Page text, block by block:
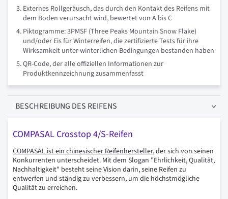
Externes Rollgeräusch, das durch den Kontakt des Reifens mit
dem Boden verursacht wird, bewertet von A bis C
Piktogramme: 3PMSF (Three Peaks Mountain Snow Flake)
und/oder Eis für Winterreifen, die zertifizierte Tests für ihre
Wirksamkeit unter winterlichen Bedingungen bestanden haben
QR-Code, der alle offiziellen Informationen zur
Produktkennzeichnung zusammenfasst
BESCHREIBUNG DES REIFENS
COMPASAL Crosstop 4/S-Reifen
COMPASAList ein chinesischer Reifenhersteller, der sich von seinen
Konkurrenten unterscheidet. Mit dem Slogan "Ehrlichkeit, Qualität,
Nachhaltigkeit" besteht seine Vision darin, seine Reifen zu
entwerfen und ständig zu verbessern, um die höchstmögliche
Qualität zu erreichen.